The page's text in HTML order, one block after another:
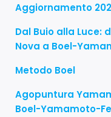
Aggiornamento
Dal Buio alla Luce:
Nova a Boel-
Metodo Boel
Agopuntura
Boel-Yamamoto-